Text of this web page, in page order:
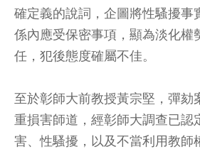
確定義的說詞，企圖將性騷擾事
係內應受保密事項，顯為淡化權
任，犯後態度確屬不佳。
至於彰師大前教授黃宗堅，彈劾
重損害師道，經彰師大調查已認
害、性騷擾，以及不當利用教師